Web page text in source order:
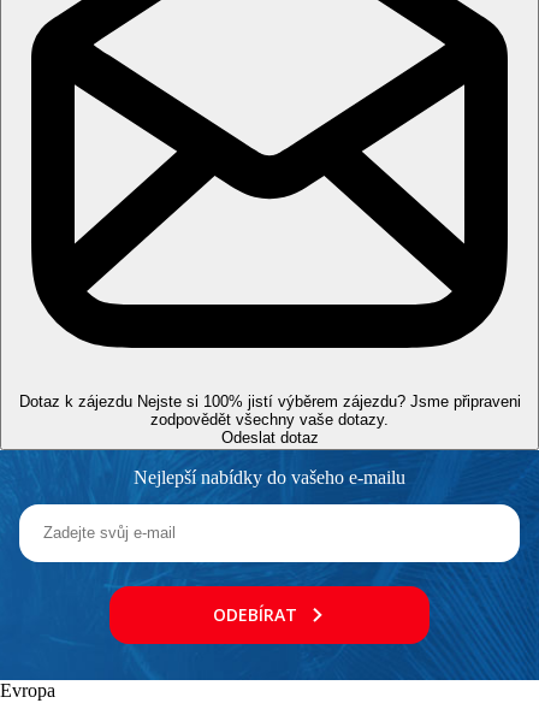
Rozsah a kvalita výše uvedených služeb a aktivit může být
ovlivněna zavedením případných hygienických či
protiepidemických opatření v dané destinaci.
Internet
WIFI v lobby a na pokojích.
http://www.akteabeach.com
Oficiální kategorie
4 hvězdičky
Další příletová letiště
Letiště Paphos je vzdáleno 166 km od hotelu.
Vzdálenost od nejbližšího letiště
Vzdálenost k pláži
Lehátka na pláži za poplatek
Slunečníky na pláži za poplatek
Dotaz k zájezdu Nejste si 100% jistí výběrem zájezdu? Jsme připraveni
zodpovědět všechny vaše dotazy.
Odeslat dotaz
Nejlepší nabídky do vašeho e-mailu
ODEBÍRAT
Evropa